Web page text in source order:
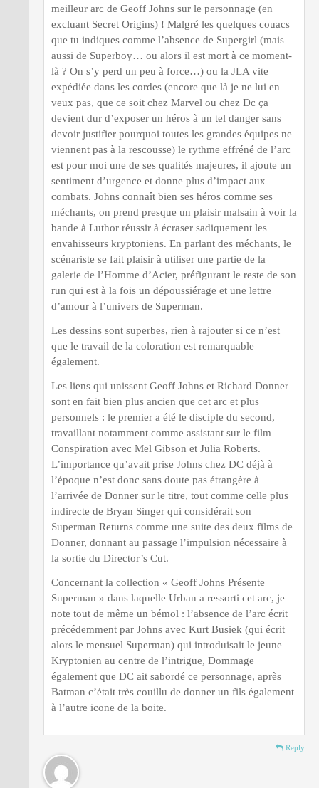
meilleur arc de Geoff Johns sur le personnage (en
excluant Secret Origins) ! Malgré les quelques couacs
que tu indiques comme l’absence de Supergirl (mais
aussi de Superboy… ou alors il est mort à ce moment-
là ? On s’y perd un peu à force…) ou la JLA vite
expédiée dans les cordes (encore que là je ne lui en
veux pas, que ce soit chez Marvel ou chez Dc ça
devient dur d’exposer un héros à un tel danger sans
devoir justifier pourquoi toutes les grandes équipes ne
viennent pas à la rescousse) le rythme effréné de l’arc
est pour moi une de ses qualités majeures, il ajoute un
sentiment d’urgence et donne plus d’impact aux
combats. Johns connaît bien ses héros comme ses
méchants, on prend presque un plaisir malsain à voir la
bande à Luthor réussir à écraser sadiquement les
envahisseurs kryptoniens. En parlant des méchants, le
scénariste se fait plaisir à utiliser une partie de la
galerie de l’Homme d’Acier, préfigurant le reste de son
run qui est à la fois un dépoussiérage et une lettre
d’amour à l’univers de Superman.
Les dessins sont superbes, rien à rajouter si ce n’est
que le travail de la coloration est remarquable
également.
Les liens qui unissent Geoff Johns et Richard Donner
sont en fait bien plus ancien que cet arc et plus
personnels : le premier a été le disciple du second,
travaillant notamment comme assistant sur le film
Conspiration avec Mel Gibson et Julia Roberts.
L’importance qu’avait prise Johns chez DC déjà à
l’époque n’est donc sans doute pas étrangère à
l’arrivée de Donner sur le titre, tout comme celle plus
indirecte de Bryan Singer qui considérait son
Superman Returns comme une suite des deux films de
Donner, donnant au passage l’impulsion nécessaire à
la sortie du Director’s Cut.
Concernant la collection « Geoff Johns Présente
Superman » dans laquelle Urban a ressorti cet arc, je
note tout de même un bémol : l’absence de l’arc écrit
précédemment par Johns avec Kurt Busiek (qui écrit
alors le mensuel Superman) qui introduisait le jeune
Kryptonien au centre de l’intrigue, Dommage
également que DC ait sabordé ce personnage, après
Batman c’était très couillu de donner un fils également
à l’autre icone de la boite.
Reply